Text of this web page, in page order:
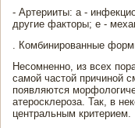
- Артерииты: а -
другие факторы; е -
. Комбинированные
Несомненно, из всех
самой частой причиной
появляются
атеросклероза. Так, в
центральным критерием.